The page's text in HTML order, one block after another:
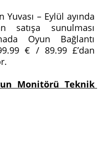
– Eylül ayında
satışa sunulması
Oyun Bağlantı
€ / 89.99 £’dan
Monitörü Teknik